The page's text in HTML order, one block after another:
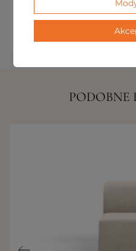
propozycja, która
luksusowego
PODOBNE